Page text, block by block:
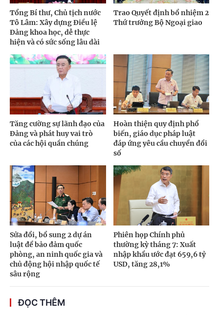
Tổng Bí thư, Chủ tịch nước
Tô Lâm: Xây dựng Điều lệ
Đảng khoa học, dễ thực
hiện và có sức sống lâu dài
Trao Quyết định bổ nhiệm 2
Thứ trưởng Bộ Ngoại giao
Tăng cường sự lãnh đạo của
Đảng và phát huy vai trò
của các hội quần chúng
Hoàn thiện quy định phổ
biến, giáo dục pháp luật
đáp ứng yêu cầu chuyển đổi
số
Sửa đổi, bổ sung 2 dự án
luật để bảo đảm quốc
phòng, an ninh quốc gia và
chủ động hội nhập quốc tế
sâu rộng
Phiên họp Chính phủ
thường kỳ tháng 7: Xuất
nhập khẩu ước đạt 659,6 tỷ
USD, tăng 28,1%
ĐỌC THÊM